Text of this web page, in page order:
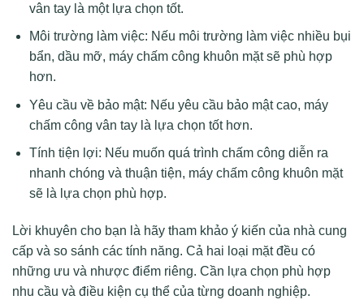
vân tay là một lựa chọn tốt.
Môi trường làm việc: Nếu môi trường làm việc nhiều bụi
bẩn, dầu mỡ, máy chấm công khuôn mặt sẽ phù hợp
hơn.
Yêu cầu về bảo mật: Nếu yêu cầu bảo mật cao, máy
chấm công vân tay là lựa chọn tốt hơn.
Tính tiện lợi: Nếu muốn quá trình chấm công diễn ra
nhanh chóng và thuận tiện, máy chấm công khuôn mặt
sẽ là lựa chọn phù hợp.
Lời khuyên cho bạn là hãy tham khảo ý kiến của nhà cung
cấp và so sánh các tính năng. Cả hai loại mặt đều có
những ưu và nhược điểm riêng. Cần lựa chọn phù hợp
nhu cầu và điều kiện cụ thể của từng doanh nghiệp.